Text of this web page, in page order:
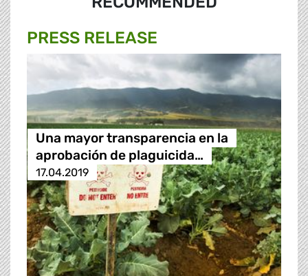
PRESS RELEASE
Una mayor transparencia en la
aprobación de plaguicida…
17.04.2019